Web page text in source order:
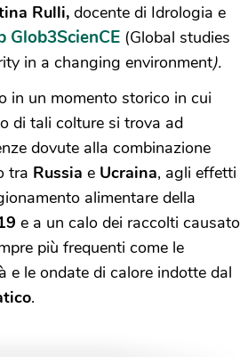
Rulli, docente di Idrologia e
Glob3ScienCE (Global studies
in a changing environment).
in un momento storico in cui
di tali colture si trova ad
dovute alla combinazione
tra Russia e Ucraina, agli effetti
alimentare della
e a un calo dei raccolti causato
più frequenti come le
e le ondate di calore indotte dal
.